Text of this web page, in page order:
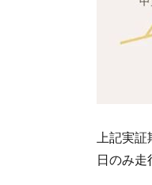
上記実
日のみ走